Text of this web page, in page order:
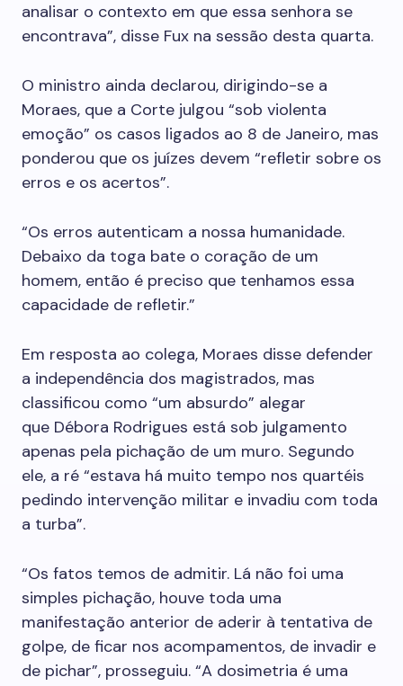
analisar o contexto em que essa senhora se
encontrava”, disse Fux na sessão desta quarta.
O ministro ainda declarou, dirigindo-se a
Moraes, que a Corte julgou “sob violenta
emoção” os casos ligados ao 8 de Janeiro, mas
ponderou que os juízes devem “refletir sobre os
erros e os acertos”.
“Os erros autenticam a nossa humanidade.
Debaixo da toga bate o coração de um
homem, então é preciso que tenhamos essa
capacidade de refletir.”
Em resposta ao colega, Moraes disse defender
a independência dos magistrados, mas
classificou como “um absurdo” alegar
que Débora Rodrigues está sob julgamento
apenas pela pichação de um muro. Segundo
ele, a ré “estava há muito tempo nos quartéis
pedindo intervenção militar e invadiu com toda
a turba”.
“Os fatos temos de admitir. Lá não foi uma
simples pichação, houve toda uma
manifestação anterior de aderir à tentativa de
golpe, de ficar nos acompamentos, de invadir e
de pichar”, prosseguiu. “A dosimetria é uma